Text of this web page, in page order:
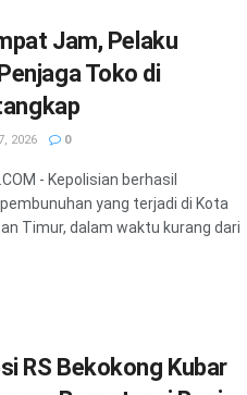
Jam, Pelaku
Toko di
2026 0
- Kepolisian berhasil
yang terjadi di Kota
Timur, dalam waktu kurang dari
RS Bekokong Kubar